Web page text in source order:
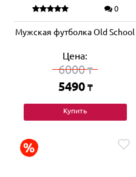
0
Мужская футболка Old School
Цена:
6000₸
5490 ₸
Купить